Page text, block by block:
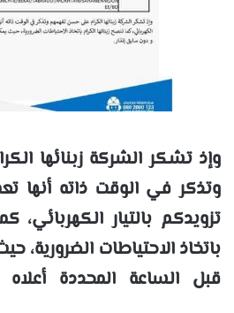
وإذ تشكر الشركة زبنائها
وتذكر في الوقت ذاته أنها
تزويدكم بالتيار الكهربائي،
باتخاذ الاحتياطات الضرورية،
قبل الساعة المحددة